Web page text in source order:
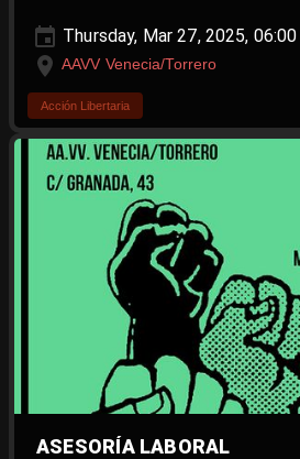
Thursday, Mar 27, 2025,
AAVV Venecia/Torrero
Acción Libertaria
ASESORÍA LABORAL